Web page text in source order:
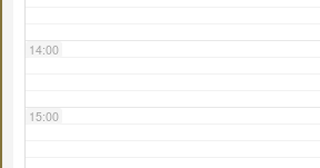
14:00
15:00